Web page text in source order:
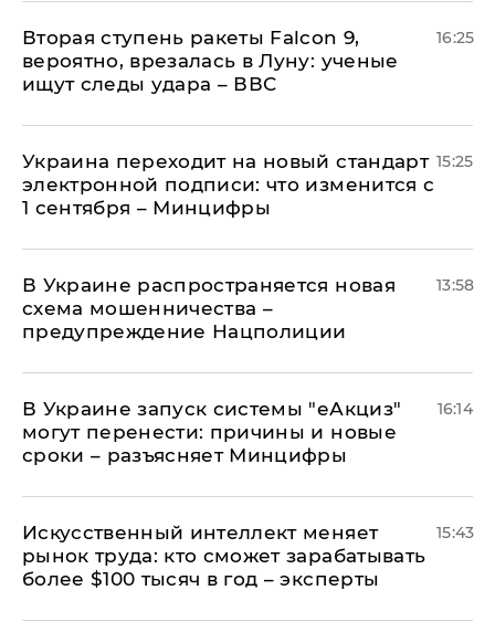
Вторая ступень ракеты Falcon 9,
вероятно, врезалась в Луну: ученые
ищут следы удара – ВВС
16:25
Украина переходит на новый стандарт
электронной подписи: что изменится с
1 сентября – Минцифры
15:25
В Украине распространяется новая
схема мошенничества –
предупреждение Нацполиции
13:58
В Украине запуск системы "еАкциз"
могут перенести: причины и новые
сроки – разъясняет Минцифры
16:14
Искусственный интеллект меняет
рынок труда: кто сможет зарабатывать
более $100 тысяч в год – эксперты
15:43